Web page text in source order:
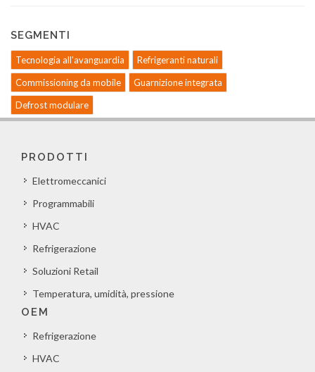
SEGMENTI
Tecnologia all'avanguardia
Refrigeranti naturali
Commissioning da mobile
Guarnizione integrata
Defrost modulare
PRODOTTI
Elettromeccanici
Programmabili
HVAC
Refrigerazione
Soluzioni Retail
Temperatura, umidità, pressione
OEM
Refrigerazione
HVAC